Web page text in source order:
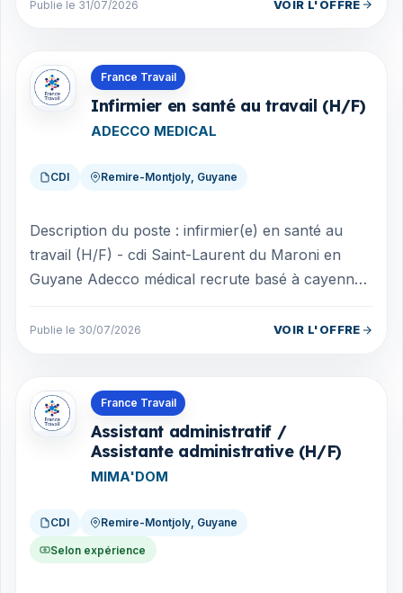
Publie le 31/07/2026 VOIR L'OFFRE
France Travail
Infirmier en santé au travail (H/F)
ADECCO MEDICAL
CDI Remire-Montjoly, Guyane
Description du poste : infirmier(e) en santé au
travail (H/F) - cdi Saint-Laurent du Maroni en
Guyane Adecco médical recrute basé à cayenne,
Publie le 30/07/2026 VOIR L'OFFRE
Offres en Guyane
France Travail
Assistant administratif /
Assistante administrative (H/F)
MIMA'DOM
CDI Remire-Montjoly, Guyane
Selon expérience
Offres en Guyane